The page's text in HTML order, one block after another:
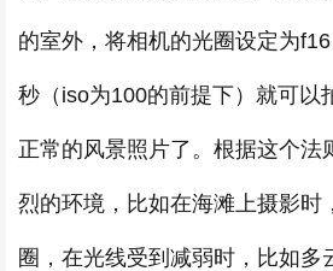
的室外，将相机的光圈设定为
秒（iso为100的前提下）就可以
正常的风景照片了。根据这个法
烈的环境，比如在海滩上摄影时
圈，在光线受到减弱时，比如多